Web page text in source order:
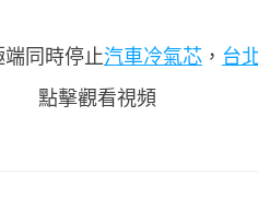
同時停止汽車冷氣芯 ， 台
點擊觀看視頻